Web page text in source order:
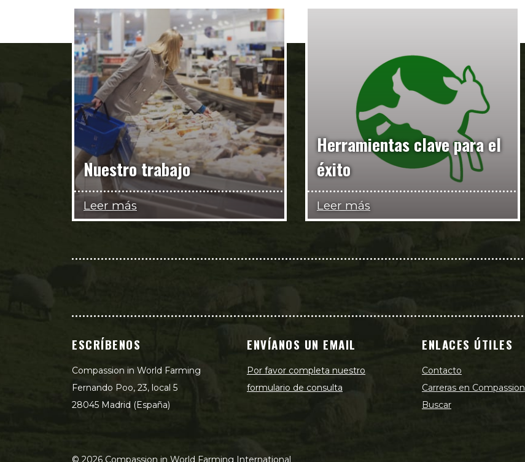
Nuestro trabajo
Leer más
Herramientas clave para el
éxito
Leer más
ESCRÍBENOS
Compassion in World Farming
Fernando Poo, 23, local 5
28045 Madrid (España)
ENVÍANOS UN EMAIL
Por favor completa nuestro
formulario de consulta
ENLACES ÚTILES
Contacto
Carreras en Compassion
Buscar
© 2026 Compassion in World Farming International